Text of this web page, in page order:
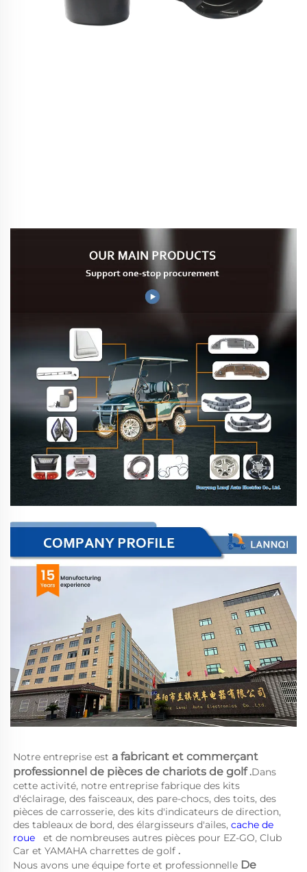
Notre entreprise est a fabricant et commerçant
professionnel de pièces de chariots de golf .Dans
cette activité, notre entreprise fabrique des kits
d'éclairage, des faisceaux, des pare-chocs, des toits, des
pièces de carrosserie, des kits d'indicateurs de direction,
des tableaux de bord, des élargisseurs d'ailes, cache de
roue et de nombreuses autres pièces pour EZ-GO, Club
Car et YAMAHA charrettes de golf .
Nous avons une équipe forte et professionnelle De